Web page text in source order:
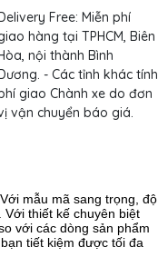
Free: Miễn phí
hàng tại TPHCM, Biên
nội thành Bình
- Các tỉnh khác tính
giao Chành xe do đơn
vận chuyển báo giá.
mẫu mã sang trọng, độ
thiết kế chuyên biệt
với các dòng sản phẩm
tiết kiệm được tối đa